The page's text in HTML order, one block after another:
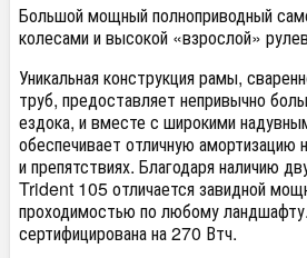
Большой мощный полноприводный
колесами и высокой «взрослой»
Уникальная конструкция рамы,
труб, предоставляет непривычно
ездока, и вместе с широкими
обеспечивает отличную амортизацию
и препятствиях. Благодаря наличию
Trident 105 отличается завидной
проходимостью по любому
сертифицирована на 270 Втч.